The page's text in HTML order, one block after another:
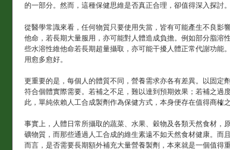
的一部分。然而，這種保健思維是否真正合理，卻值得深入探討。
從醫學常識來看，任何物質只要使用失當，皆有可能產生不良影
他命，若長期大量服用，亦可能對人體造成負擔。例如部分脂溶
些水溶性維他命若長期超量攝取，亦可能干擾人體正常代謝功能
用愈多愈好。
更重要的是，每個人的體質不同，營養需求亦各有差異。以固定
符合個體實際需要。若補之不足，難以達到預期效果；若補之過
此，單純依賴人工合成製劑作為保健方式，本身便存在值得商榷之
事實上，人體日常所攝取的蔬菜、水果、穀物及各類天然食材，
礦物質，而那些通過人工合成的維生素遠不如天然食材健康。而
而言，是否需要長期額外補充大量營養製劑，本來就是一個值得